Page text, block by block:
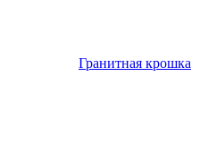
Гранитная крошка